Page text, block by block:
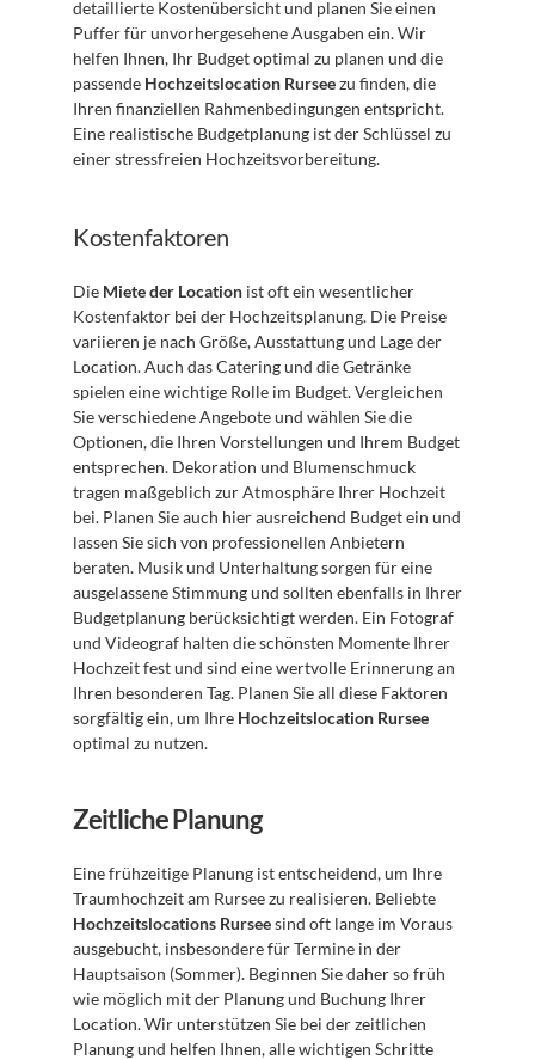
detaillierte Kostenübersicht und planen Sie einen
Puffer für unvorhergesehene Ausgaben ein. Wir
helfen Ihnen, Ihr Budget optimal zu planen und die
passende Hochzeitslocation Rursee zu finden, die
Ihren finanziellen Rahmenbedingungen entspricht.
Eine realistische Budgetplanung ist der Schlüssel zu
einer stressfreien Hochzeitsvorbereitung.
Kostenfaktoren
Die Miete der Location ist oft ein wesentlicher
Kostenfaktor bei der Hochzeitsplanung. Die Preise
variieren je nach Größe, Ausstattung und Lage der
Location. Auch das Catering und die Getränke
spielen eine wichtige Rolle im Budget. Vergleichen
Sie verschiedene Angebote und wählen Sie die
Optionen, die Ihren Vorstellungen und Ihrem Budget
entsprechen. Dekoration und Blumenschmuck
tragen maßgeblich zur Atmosphäre Ihrer Hochzeit
bei. Planen Sie auch hier ausreichend Budget ein und
lassen Sie sich von professionellen Anbietern
beraten. Musik und Unterhaltung sorgen für eine
ausgelassene Stimmung und sollten ebenfalls in Ihrer
Budgetplanung berücksichtigt werden. Ein Fotograf
und Videograf halten die schönsten Momente Ihrer
Hochzeit fest und sind eine wertvolle Erinnerung an
Ihren besonderen Tag. Planen Sie all diese Faktoren
sorgfältig ein, um Ihre Hochzeitslocation Rursee
optimal zu nutzen.
Zeitliche Planung
Eine frühzeitige Planung ist entscheidend, um Ihre
Hochzeitslocations Rursee sind oft lange im Voraus
ausgebucht, insbesondere für Termine in der
Hauptsaison (Sommer). Beginnen Sie daher so früh
wie möglich mit der Planung und Buchung Ihrer
Location. Wir unterstützen Sie bei der zeitlichen
Planung und helfen Ihnen, alle wichtigen Schritte